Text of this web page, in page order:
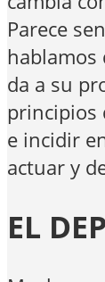
Parece
hablamos
da a su
principios
e incidir
actuar y
EL